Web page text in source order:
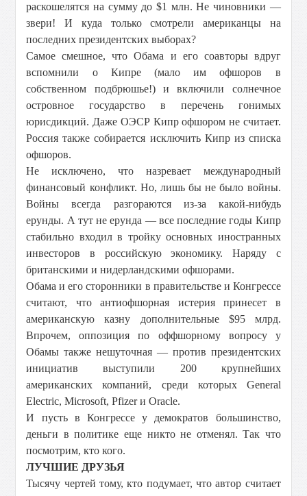
раскошелятся на сумму до $1 млн. Не чиновники —
звери! И куда только смотрели американцы на
последних президентских выборах?
Самое смешное, что Обама и его соавторы вдруг
вспомнили о Кипре (мало им офшоров в
собственном подбрюшье!) и включили солнечное
островное государство в перечень гонимых
юрисдикций. Даже ОЭСР Кипр офшором не считает.
Россия также собирается исключить Кипр из списка
офшоров.
Не исключено, что назревает международный
финансовый конфликт. Но, лишь бы не было войны.
Войны всегда разгораются из-за какой-нибудь
ерунды. А тут не ерунда — все последние годы Кипр
стабильно входил в тройку основных иностранных
инвесторов в российскую экономику. Наряду с
британскими и нидерландскими офшорами.
Обама и его сторонники в правительстве и Конгрессе
считают, что антиофшорная истерия принесет в
американскую казну дополнительные $95 млрд.
Впрочем, оппозиция по оффшорному вопросу у
Обамы также нешуточная — против президентских
инициатив выступили 200 крупнейших
американских компаний, среди которых General
Electric, Microsoft, Pfizer и Oracle.
И пусть в Конгрессе у демократов большинство,
деньги в политике еще никто не отменял. Так что
посмотрим, кто кого.
ЛУЧШИЕ ДРУЗЬЯ
Тысячу чертей тому, кто подумает, что автор считает